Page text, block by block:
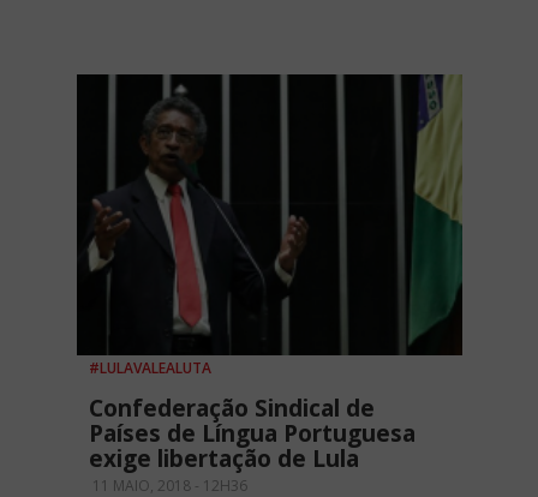
#LULAVALEALUTA
Confederação Sindical de
Países de Língua Portuguesa
exige libertação de Lula
11 MAIO, 2018 - 12H36